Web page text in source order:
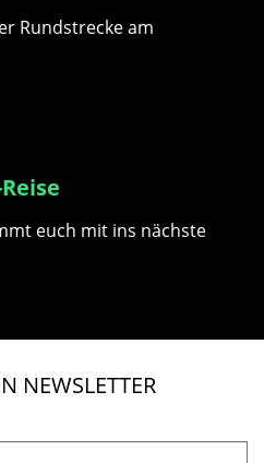
Rundstrecke am
euch mit ins nächste
NEWSLETTER